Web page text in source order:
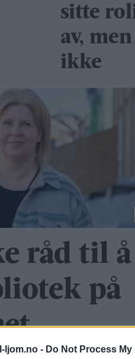
ljom.no - Do Not Process
sitte
av,
ikke
råd til å
på